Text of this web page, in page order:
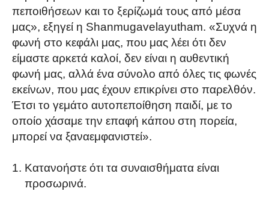
πεποιθήσεων και το ξερίζωμά τους από μέσα
μας», εξηγεί η Shanmugavelayutham. «Συχνά η
φωνή στο κεφάλι μας, που μας λέει ότι δεν
είμαστε αρκετά καλοί, δεν είναι η αυθεντική
φωνή μας, αλλά ένα σύνολο από όλες τις φωνές
εκείνων, που μας έχουν επικρίνει στο παρελθόν.
Έτσι το γεμάτο αυτοπεποίθηση παιδί, με το
οποίο χάσαμε την επαφή κάπου στη πορεία,
μπορεί να ξαναεμφανιστεί».
Κατανοήστε ότι τα συναισθήματα είναι
προσωρινά.